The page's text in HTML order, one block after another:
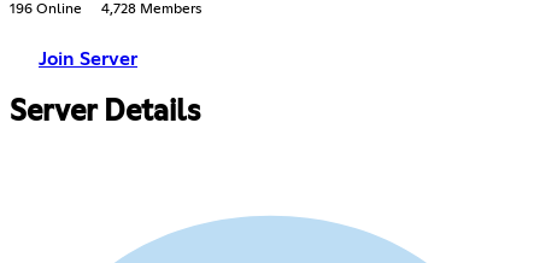
196 Online 4,728 Members
Join Server
Server Details